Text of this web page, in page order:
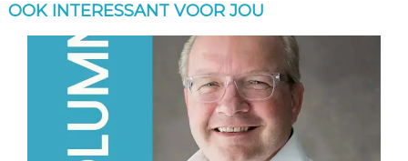
OOK INTERESSANT VOOR JOU